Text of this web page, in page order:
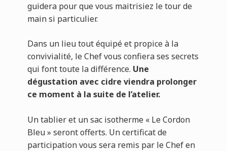
guidera pour que vous maitrisiez le tour de
main si particulier.
Dans un lieu tout équipé et propice à la
convivialité, le Chef vous confiera ses secrets
qui font toute la différence. Une
dégustation avec cidre viendra prolonger
ce moment à la suite de l’atelier.
Un tablier et un sac isotherme « Le Cordon
Bleu » seront offerts. Un certificat de
participation vous sera remis par le Chef en